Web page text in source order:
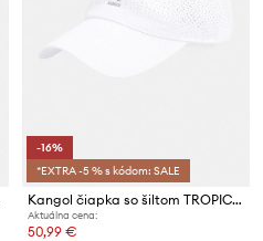
-16%
*EXTRA -5 % s kódom: SALE
Kangol čiapka so šiltom TROPIC VENTAIR SPACECAP
Aktuálna cena:
50,99 €